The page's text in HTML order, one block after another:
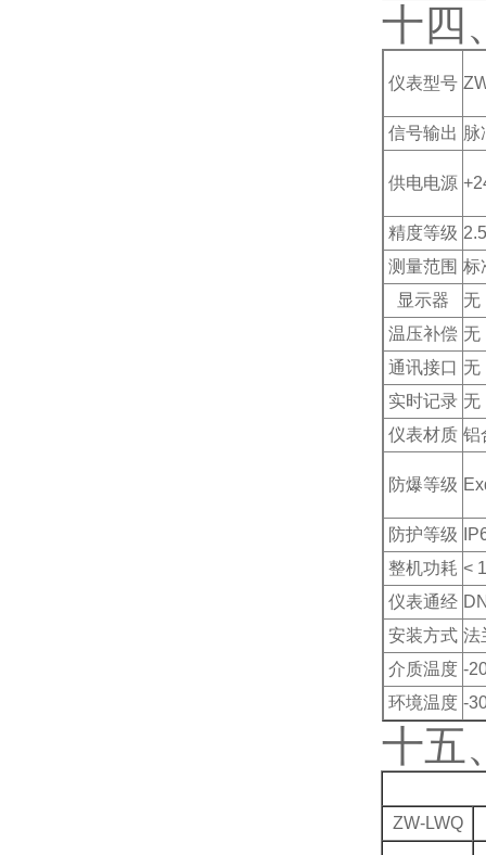
十四
仪表型号
信号输出 脉
供电电源
精度等级 2.5
测量范围 标
显示器
无
温压补偿 无
通讯接口 无
实时记录 无
仪表材质 铝
防爆等级
防护等级
整机功耗 <
仪表通经
安装方式 法
介质温度 -
环境温度 -
十五
ZW-LWQ